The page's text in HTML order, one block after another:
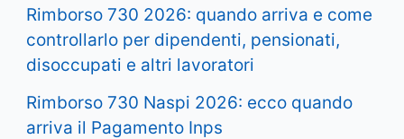
Rimborso 730 2026: quando arriva e come
controllarlo per dipendenti, pensionati,
disoccupati e altri lavoratori
Rimborso 730 Naspi 2026: ecco quando
arriva il Pagamento Inps